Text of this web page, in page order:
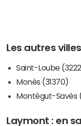
Les autres
Saint-Loube
Monès (31370)
Montégut-Savès
Laymont : en